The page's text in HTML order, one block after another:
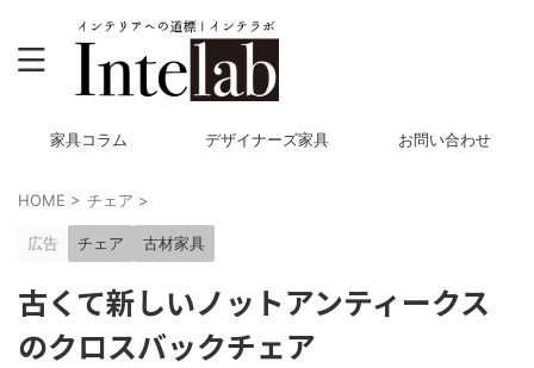
家具コラム デザイナーズ家具 お問い合わせ
HOME > チェア >
広告 チェア 古材家具
古くて新しいノットアンティークス
のクロスバックチェア